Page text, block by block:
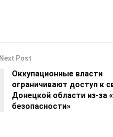
Next Post
Оккупационные власти
ограничивают доступ к
Донецкой области из-за
безопасности»